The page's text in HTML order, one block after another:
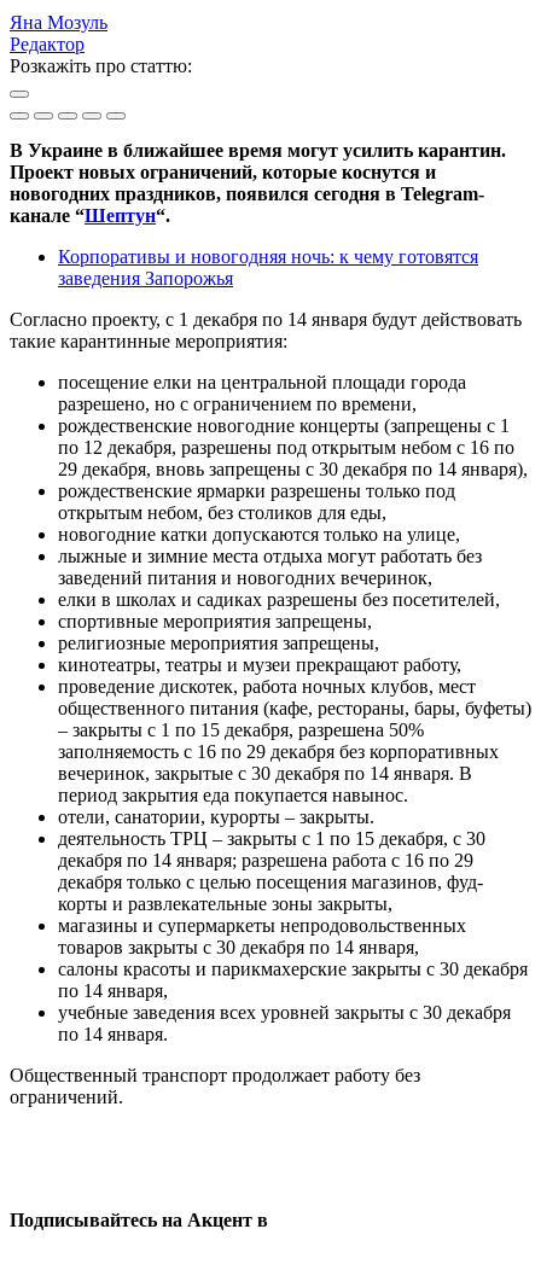
Яна Мозуль
Редактор
Розкажіть про статтю:
В Украине в ближайшее время могут усилить карантин.
Проект новых ограничений, которые коснутся и
новогодних праздников, появился сегодня в Telegram-
канале “Шептун“.
Корпоративы и новогодняя ночь: к чему готовятся
заведения Запорожья
Согласно проекту, с 1 декабря по 14 января будут действовать
такие карантинные мероприятия:
посещение елки на центральной площади города
разрешено, но с ограничением по времени,
рождественские новогодние концерты (запрещены с 1
по 12 декабря, разрешены под открытым небом с 16 по
29 декабря, вновь запрещены с 30 декабря по 14 января),
рождественские ярмарки разрешены только под
открытым небом, без столиков для еды,
новогодние катки допускаются только на улице,
лыжные и зимние места отдыха могут работать без
заведений питания и новогодних вечеринок,
елки в школах и садиках разрешены без посетителей,
спортивные мероприятия запрещены,
религиозные мероприятия запрещены,
кинотеатры, театры и музеи прекращают работу,
проведение дискотек, работа ночных клубов, мест
общественного питания (кафе, рестораны, бары, буфеты)
– закрыты с 1 по 15 декабря, разрешена 50%
заполняемость с 16 по 29 декабря без корпоративных
вечеринок, закрытые с 30 декабря по 14 января. В
период закрытия еда покупается навынос.
отели, санатории, курорты – закрыты.
деятельность ТРЦ – закрыты с 1 по 15 декабря, с 30
декабря по 14 января; разрешена работа с 16 по 29
декабря только с целью посещения магазинов, фуд-
корты и развлекательные зоны закрыты,
магазины и супермаркеты непродовольственных
товаров закрыты с 30 декабря по 14 января,
салоны красоты и парикмахерские закрыты с 30 декабря
по 14 января,
учебные заведения всех уровней закрыты с 30 декабря
по 14 января.
Общественный транспорт продолжает работу без
ограничений.
Подписывайтесь на Акцент в